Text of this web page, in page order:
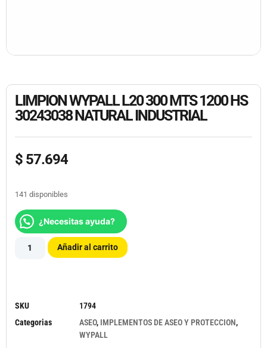
LIMPION WYPALL L20 300 MTS 1200 HS
30243038 NATURAL INDUSTRIAL
$ 57.694
141 disponibles
¿Necesitas ayuda?
Añadir al carrito
SKU
1794
Categorias
ASEO, IMPLEMENTOS DE ASEO Y PROTECCION,
WYPALL